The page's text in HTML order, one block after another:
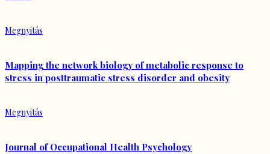
Megnyitás
Mapping the network biology of metabolic response to
stress in posttraumatic stress disorder and obesity
Megnyitás
Journal of Occupational Health Psychology